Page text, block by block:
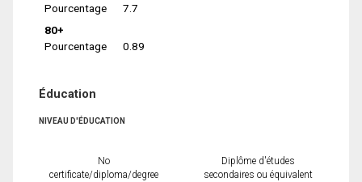
Pourcentage
7.7
80+
Pourcentage
0.89
Éducation
NIVEAU D'ÉDUCATION
No
certificate/diploma/degree
Diplôme d'études
secondaires ou équivalent